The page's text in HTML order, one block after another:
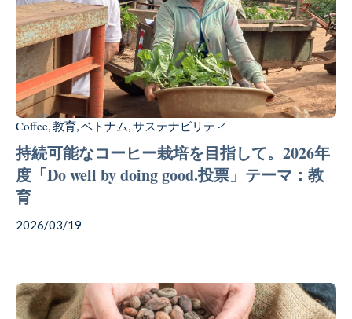
Coffee
Chocolate
Gift
Coffee,教育,ベトナム,サステナビリティ
持続可能なコーヒー栽培を目指して。2026年
度「Do well by doing good.投票」テーマ：教
育
2026/03/19